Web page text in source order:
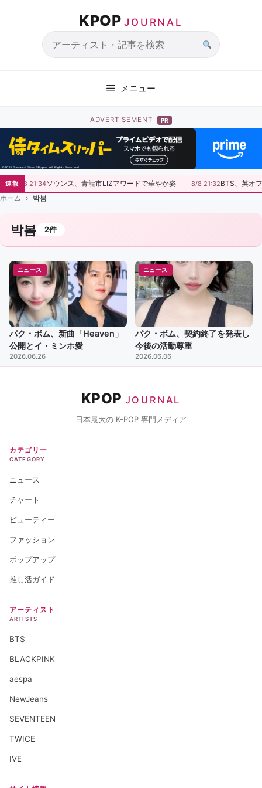
KPOP JOURNAL
サ
メニュー
ADVERTISEMENT PR
速報8/8 21:34ソウンス、青龍市LIZアワードで華やか姿 8/8 21:32BTS、英オ
ホーム
박봄
박봄 2件
ニュース
パク・ボム、新曲「Heaven」
公開とイ・ミンホ愛
2026.06.26
ニュース
パク・ボム、契約終了を発表し
今後の活動尊重
2026.06.06
KPOP JOURNAL
日本最大の K-POP 専門メディア
カテゴリー
CATEGORY
ニュース
チャート
ビューティー
ファッション
ポップアップ
推し活ガイド
アーティスト
ARTISTS
BTS
BLACKPINK
aespa
NewJeans
SEVENTEEN
TWICE
IVE